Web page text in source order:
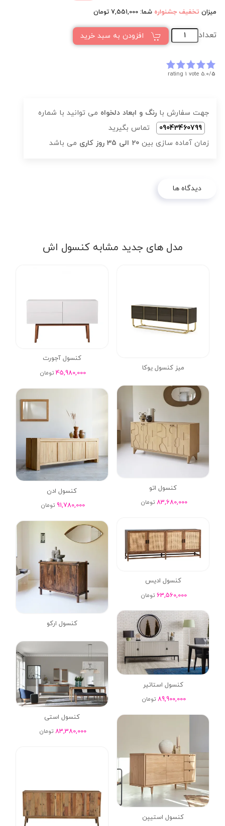
میزان تخفیف جشنواره شما: 7,551,000 تومان
تعداد افزودن به سبد خرید
5.0/5
rating 1 vote
جهت سفارش با رنگ و ابعاد دلخواه می توانید با شماره
09043460799
تماس بگیرید
زمان آماده سازی بین 20 الی 35 روز کاری می باشد
دیدگاه ها
مدل های جدید مشابه کنسول اش
میز کنسول یوکا
کنسول آجورت
45,980,000 تومان
کنسول اتو
83,680,000 تومان
کنسول ادن
91,780,000 تومان
کنسول ادیس
63,560,000 تومان
کنسول ارکو
کنسول استاتیر
89,900,000 تومان
کنسول استی
83,380,000 تومان
کنسول استیپن